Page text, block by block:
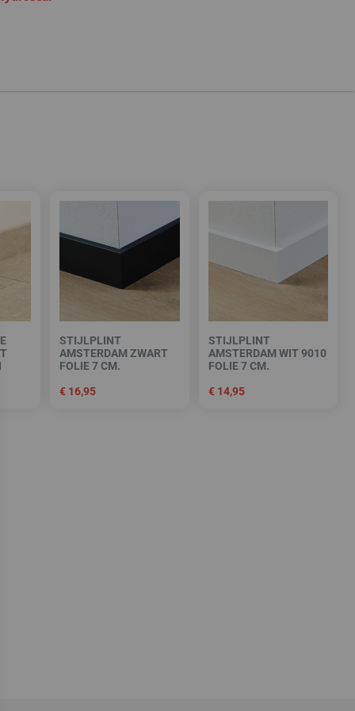
STIJLPLINT
AMSTERDAM ZWART
FOLIE 7 CM.
€ 16,95
STIJLPLINT
AMSTERDAM WIT 9010
FOLIE 7 CM.
€14,95